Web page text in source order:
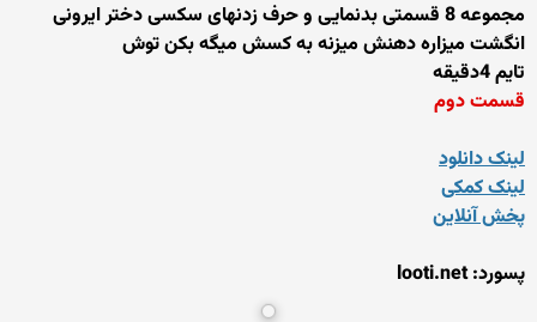
مجموعه 8 قسمتی بدنمایی و حرف زدنهای سکسی دختر ایرونی
انگشت میزاره دهنش میزنه به کسش میگه بکن توش
تایم 4دقیقه
قسمت دوم
لینک دانلود
لینک کمکی
پخش آنلاین
پسورد: looti.net